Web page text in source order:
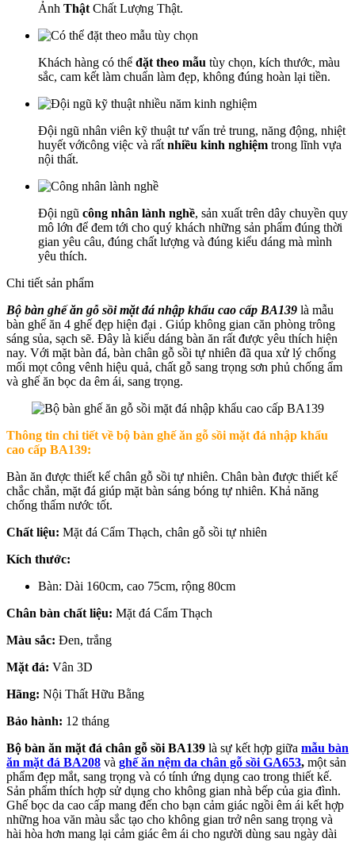
Ảnh Thật Chất Lượng Thật.
Khách hàng có thể đặt theo mẫu tùy chọn, kích thước, màu
sắc, cam kết làm chuẩn làm đẹp, không đúng hoàn lại tiền.
Đội ngũ nhân viên kỹ thuật tư vấn trẻ trung, năng động, nhiệt
huyết vớicông việc và rất nhiều kinh nghiệm trong lĩnh vựa
nội thất.
Đội ngũ công nhân lành nghề, sản xuất trên dây chuyền quy
mô lớn để đem tới cho quý khách những sản phẩm đúng thời
gian yêu câu, đúng chất lượng và đúng kiểu dáng mà mình
yêu thích.
Chi tiết sản phẩm
Bộ bàn ghế ăn gỗ sồi mặt đá nhập khẩu cao cấp BA139 là mẫu
bàn ghế ăn 4 ghế đẹp hiện đại . Giúp không gian căn phòng trông
sáng sủa, sạch sẽ. Đây là kiểu dáng bàn ăn rất được yêu thích hiện
nay. Với mặt bàn đá, bàn chân gỗ sồi tự nhiên đã qua xử lý chống
mối mọt công vênh hiệu quả, chất gỗ sang trọng sơn phủ chống ẩm
và ghế ăn bọc da êm ái, sang trọng.
Thông tin chi tiết về bộ bàn ghế ăn gỗ sồi mặt đá nhập khẩu
cao cấp BA139:
Bàn ăn được thiết kế chân gỗ sồi tự nhiên. Chân bàn được thiết kế
chắc chắn, mặt đá giúp mặt bàn sáng bóng tự nhiên. Khả năng
chống thấm nước tốt.
Chất liệu: Mặt đá Cẩm Thạch, chân gỗ sồi tự nhiên
Kích thước:
Bàn: Dài 160cm, cao 75cm, rộng 80cm
Chân bàn chất liệu: Mặt đá Cẩm Thạch
Màu sắc: Đen, trắng
Mặt đá: Vân 3D
Hãng: Nội Thất Hữu Bằng
Bảo hành: 12 tháng
Bộ bàn ăn mặt đá chân gỗ sồi BA139 là sự kết hợp giữa mẫu bàn
ăn mặt đá BA208 và ghế ăn nệm da chân gỗ sồi GA653, một sản
phẩm đẹp mắt, sang trọng và có tính ứng dụng cao trong thiết kế.
Sản phẩm thích hợp sử dụng cho không gian nhà bếp của gia đình.
Ghế bọc da cao cấp mang đến cho bạn cảm giác ngồi êm ái kết hợp
những hoa văn màu sắc tạo cho không gian trở nên sang trọng và
hài hòa hơn mang lại cảm giác êm ái cho người dùng sau ngày dài